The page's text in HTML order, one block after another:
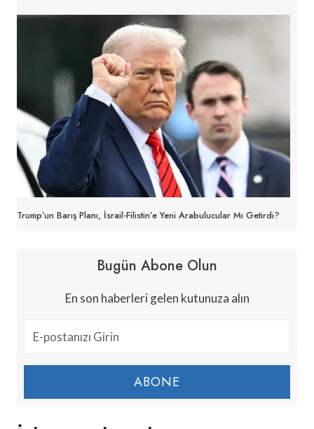
Trump’un Barış Planı, İsrail-Filistin’e Yeni Arabulucular Mı Getirdi?
Bugün Abone Olun
En son haberleri gelen kutunuza alın
ABONE